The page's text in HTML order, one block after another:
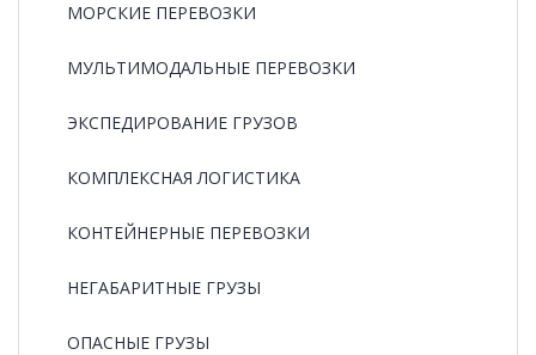
МОРСКИЕ ПЕРЕВОЗКИ
МУЛЬТИМОДАЛЬНЫЕ ПЕРЕВОЗКИ
ЭКСПЕДИРОВАНИЕ ГРУЗОВ
КОМПЛЕКСНАЯ ЛОГИСТИКА
КОНТЕЙНЕРНЫЕ ПЕРЕВОЗКИ
НЕГАБАРИТНЫЕ ГРУЗЫ
ОПАСНЫЕ ГРУЗЫ